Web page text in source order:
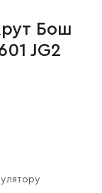
Бош
JG2